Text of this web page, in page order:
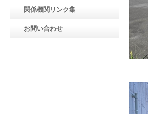
関係機関リンク集
お問い合わせ